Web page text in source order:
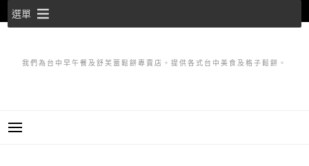
至
選單
我們為台中早午餐及舒芙蕾鬆餅專賣店。提供各式台中美食及格子鬆餅。